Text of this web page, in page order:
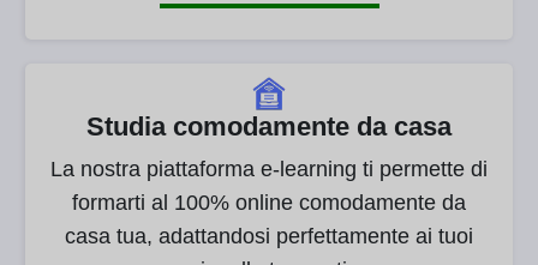
Studia comodamente da casa
La nostra piattaforma e-learning ti permette di
formarti al 100% online comodamente da
casa tua, adattandosi perfettamente ai tuoi